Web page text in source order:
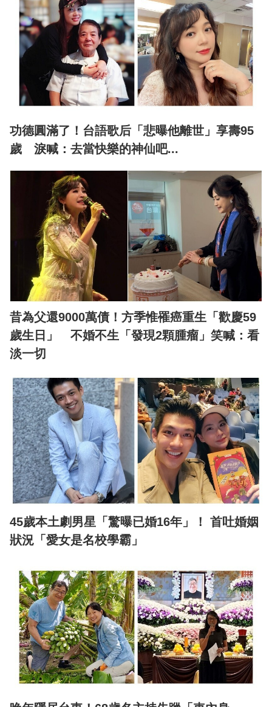
功德圓滿了！台語歌后「悲曝他離世」享壽95
歲 淚喊：去當快樂的神仙吧...
昔為父還9000萬債！方季惟罹癌重生「歡慶59
歲生日」 不婚不生「發現2顆腫瘤」笑喊：看
淡一切
45歲本土劇男星「驚曝已婚16年」！ 首吐婚姻
狀況「愛女是名校學霸」